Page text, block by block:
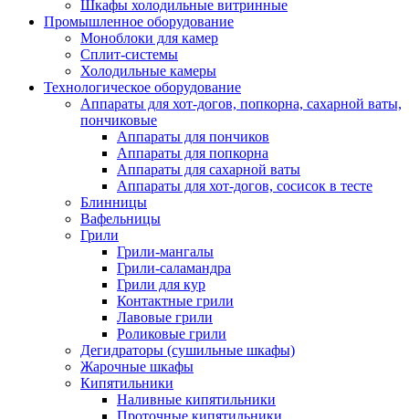
Шкафы холодильные витринные
Промышленное оборудование
Моноблоки для камер
Сплит-системы
Холодильные камеры
Технологическое оборудование
Аппараты для хот-догов, попкорна, сахарной ваты,
пончиковые
Аппараты для пончиков
Аппараты для попкорна
Аппараты для сахарной ваты
Аппараты для хот-догов, сосисок в тесте
Блинницы
Вафельницы
Грили
Грили-мангалы
Грили-саламандра
Грили для кур
Контактные грили
Лавовые грили
Роликовые грили
Дегидраторы (сушильные шкафы)
Жарочные шкафы
Кипятильники
Наливные кипятильники
Проточные кипятильники